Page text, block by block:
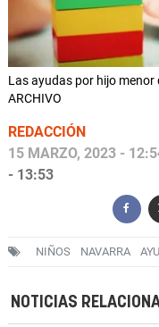
Las ayudas por hijo
ARCHIVO
REDACCIÓN
15 MARZO, 2023 -
- 13:53
NIÑOS NAVARRA
NOTICIAS